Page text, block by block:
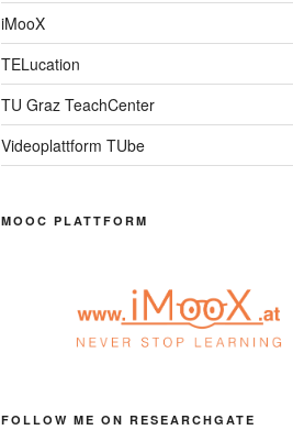
iMooX
TELucation
TU Graz TeachCenter
Videoplattform TUbe
MOOC PLATTFORM
FOLLOW ME ON RESEARCHGATE